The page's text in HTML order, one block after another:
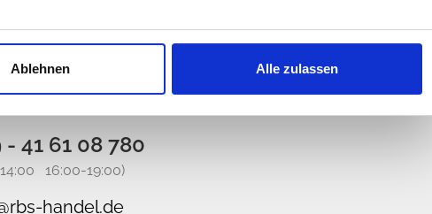
Ablehnen Alle zulassen
mutta laita meille viesti!
- 41 61 08 780
16:00-19:00)
handel.de